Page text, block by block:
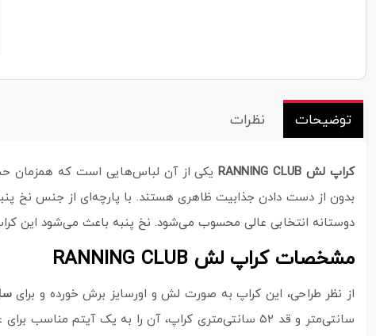
توضیحات نظرات
کراپ لش RANNING CLUB
یکی از آن لباس‌هایی است که همزمان حس
دوستانه انتخابی عالی محسوب می‌شود. نخ پنبه باعث می‌شود این
مشخصات کراپ لش RANNING CLUB
از نظر طراحی، این کراپ به‌ صورت لش و اورسایز برش خورده و برای